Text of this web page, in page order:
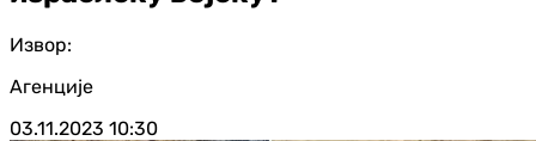
Извор:
Агенције
03.11.2023 10:30